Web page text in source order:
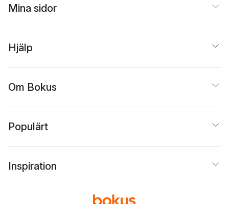
Mina sidor
Hjälp
Om Bokus
Populärt
Inspiration